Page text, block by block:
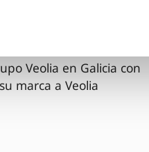
Veolia en Galicia con
marca a Veolia